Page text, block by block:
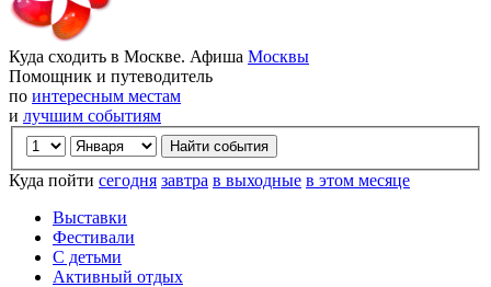
Куда сходить в Москве. Афиша Москвы
Помощник и путеводитель
по интересным местам
и лучшим событиям
Куда пойти сегодня завтра в выходные в этом месяце
Выставки
Фестивали
С детьми
Активный отдых